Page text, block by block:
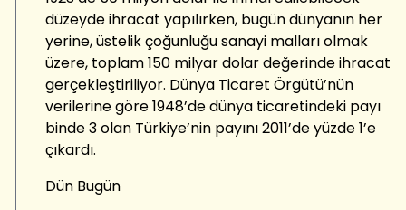
düzeyde ihracat yapılırken, bugün dünyanın her
yerine, üstelik çoğunluğu sanayi malları olmak
üzere, toplam 150 milyar dolar değerinde ihracat
gerçekleştiriliyor. Dünya Ticaret Örgütü’nün
verilerine göre 1948’de dünya ticaretindeki payı
binde 3 olan Türkiye’nin payını 2011’de yüzde 1’e
çıkardı.
Dün Bugün